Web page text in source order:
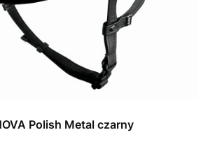
Polish Metal czarny